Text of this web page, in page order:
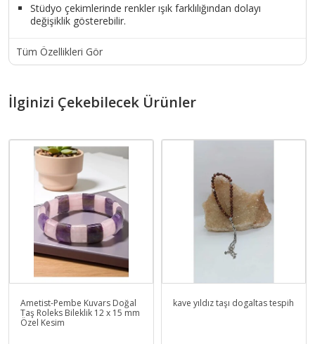
Stüdyo çekimlerinde renkler ışık farklılığından dolayı
değişiklik gösterebilir.
Tüm Özellikleri Gör
İlginizi Çekebilecek Ürünler
Ametist-Pembe Kuvars Doğal
Taş Roleks Bileklik 12 x 15 mm
Özel Kesim
kave yıldız taşı dogaltas tespih